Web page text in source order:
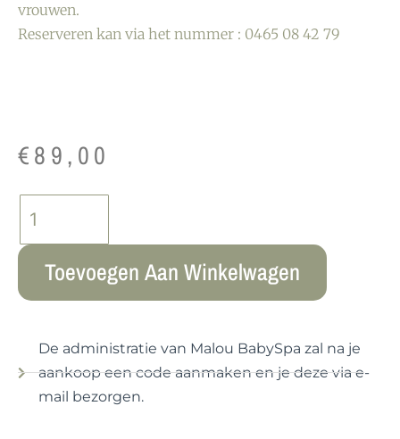
vrouwen.
Reserveren kan via het nummer : 0465 08 42 79
€89,00
Toevoegen Aan Winkelwagen
De administratie van Malou BabySpa zal na je
aankoop een code aanmaken en je deze via e-
mail bezorgen.